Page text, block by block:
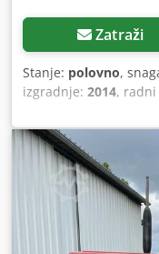
Zatraži
Stanje: polovno,
izgradnje: 2014, radni